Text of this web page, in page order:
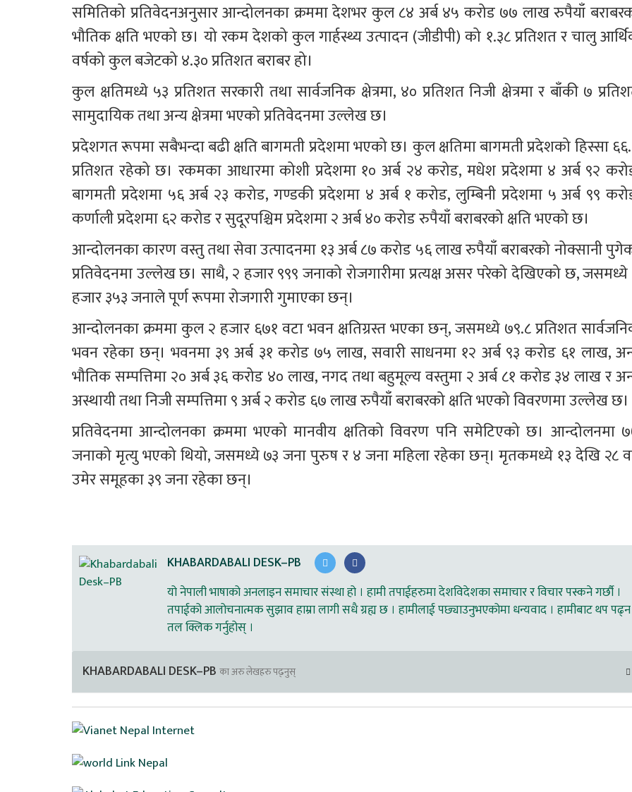
समितिको प्रतिवेदनअनुसार आन्दोलनका क्रममा देशभर कुल ८४ अर्ब ४५ करोड ७७ लाख रुपैयाँ
भौतिक क्षति भएको छ। यो रकम देशको कुल गार्हस्थ्य उत्पादन (जीडीपी) को १.३८ प्रतिशत र चालु
वर्षको कुल बजेटको ४.३० प्रतिशत बराबर हो।
कुल क्षतिमध्ये ५३ प्रतिशत सरकारी तथा सार्वजनिक क्षेत्रमा, ४० प्रतिशत निजी क्षेत्रमा र बाँकी ७
सामुदायिक तथा अन्य क्षेत्रमा भएको प्रतिवेदनमा उल्लेख छ।
प्रदेशगत रूपमा सबैभन्दा बढी क्षति बागमती प्रदेशमा भएको छ। कुल क्षतिमा बागमती प्रदेशको हिस्सा
प्रतिशत रहेको छ। रकमका आधारमा कोशी प्रदेशमा १० अर्ब २४ करोड, मधेश प्रदेशमा ४ अर्ब ९२
बागमती प्रदेशमा ५६ अर्ब २३ करोड, गण्डकी प्रदेशमा ४ अर्ब १ करोड, लुम्बिनी प्रदेशमा ५ अर्ब ९९
कर्णाली प्रदेशमा ६२ करोड र सुदूरपश्चिम प्रदेशमा २ अर्ब ४० करोड रुपैयाँ बराबरको क्षति भएको छ।
आन्दोलनका कारण वस्तु तथा सेवा उत्पादनमा १३ अर्ब ८७ करोड ५६ लाख रुपैयाँ बराबरको नोक्सानी
प्रतिवेदनमा उल्लेख छ। साथै, २ हजार ९९९ जनाको रोजगारीमा प्रत्यक्ष असर परेको देखिएको छ,
हजार ३५३ जनाले पूर्ण रूपमा रोजगारी गुमाएका छन्।
आन्दोलनका क्रममा कुल २ हजार ६७१ वटा भवन क्षतिग्रस्त भएका छन्, जसमध्ये ७९.८ प्रतिशत
भवन रहेका छन्। भवनमा ३९ अर्ब ३१ करोड ७५ लाख, सवारी साधनमा १२ अर्ब ९३ करोड ६१ लाख,
भौतिक सम्पत्तिमा २० अर्ब ३६ करोड ४० लाख, नगद तथा बहुमूल्य वस्तुमा २ अर्ब ८१ करोड ३४ लाख र
अस्थायी तथा निजी सम्पत्तिमा ९ अर्ब २ करोड ६७ लाख रुपैयाँ बराबरको क्षति भएको विवरणमा उल्लेख छ।
प्रतिवेदनमा आन्दोलनका क्रममा भएको मानवीय क्षतिको विवरण पनि समेटिएको छ। आन्दोलनमा
जनाको मृत्यु भएको थियो, जसमध्ये ७३ जना पुरुष र ४ जना महिला रहेका छन्। मृतकमध्ये १३ देखि २८
उमेर समूहका ३९ जना रहेका छन्।
KHABARDABALI DESK–PB
यो नेपाली भाषाको अनलाइन समाचार संस्था हो । हामी तपाईहरुमा देशविदेशका समाचार र विचार पस्कने गर्छौ ।
तपाईको आलोचनात्मक सुझाव हाम्रा लागी सधै ग्रह्य छ । हामीलाई पछ्याउनुभएकोमा धन्यवाद । हामीबाट थप पढ्न
तल क्लिक गर्नुहोस् ।
KHABARDABALI DESK–PB का अरु लेखहरु पढ्नुस्